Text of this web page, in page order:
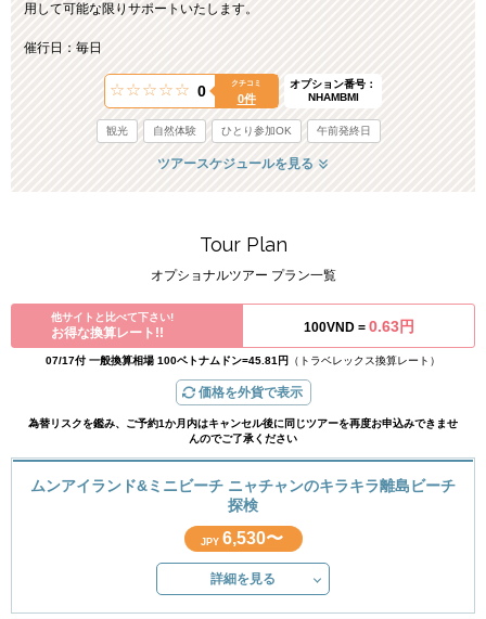
用して可能な限りサポートいたします。
催行日：毎日
0 クチコミ
0件
オプション番号：
NHAMBMI
観光 自然体験 ひとり参加OK 午前発終日
ツアースケジュールを見る
Tour Plan
オプショナルツアー プラン一覧
他サイトと比べて下さい!
お得な換算レート!! 100VND = 0.63円
07/17付 一般換算相場 100ベトナムドン=45.81円 （トラベレックス換算レート）
価格を外貨で表示
為替リスクを鑑み、ご予約1か月内はキャンセル後に同じツアーを再度お申込みできませ
んのでご了承ください
ムンアイランド&ミニビーチ ニャチャンのキラキラ離島ビーチ
探検
JPY 6,530〜
詳細を見る